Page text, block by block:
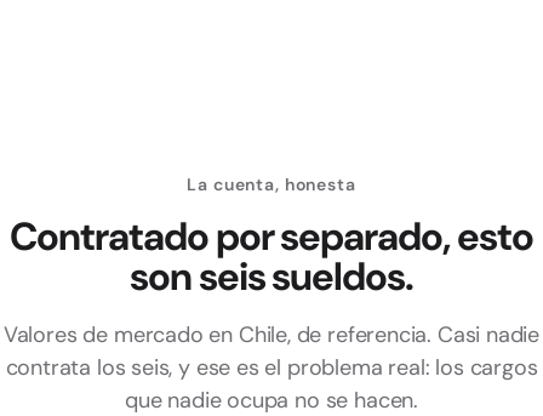
La cuenta, honesta
Contratado por separado, esto
son seis sueldos.
Valores de mercado en Chile, de referencia. Casi nadie
contrata los seis, y ese es el problema real: los cargos
que nadie ocupa no se hacen.